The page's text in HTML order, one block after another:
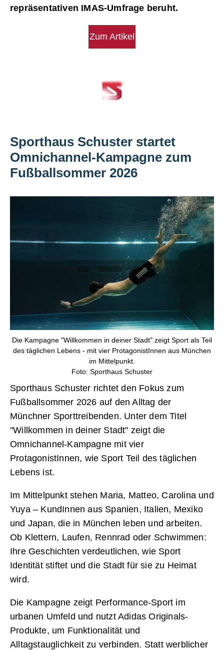
repräsentativen IMAS-Umfrage beruht.
Zum Artikel
Sporthaus Schuster startet
Omnichannel-Kampagne zum
Fußballsommer 2026
Die Kampagne "Willkommen in deiner Stadt" zeigt Sport als Teil
des täglichen Lebens - mit vier ProtagonistInnen aus München
im Mittelpunkt.
Foto: Sporthaus Schuster
Sporthaus Schuster richtet den Fokus zum
Fußballsommer 2026 auf den Alltag der
Münchner Sporttreibenden. Unter dem Titel
"Willkommen in deiner Stadt" zeigt die
Omnichannel-Kampagne mit vier
ProtagonistInnen, wie Sport Teil des täglichen
Lebens ist.
Im Mittelpunkt stehen Maria, Matteo, Carolina und
Yuya – KundInnen aus Spanien, Italien, Mexiko
und Japan, die in München leben und arbeiten.
Ob Klettern, Laufen, Rennrad oder Schwimmen:
Ihre Geschichten verdeutlichen, wie Sport
Identität stiftet und die Stadt für sie zu Heimat
wird.
Die Kampagne zeigt Performance-Sport im
urbanen Umfeld und nutzt Adidas Originals-
Produkte, um Funktionalität und
Alltagstauglichkeit zu verbinden. Statt werblicher